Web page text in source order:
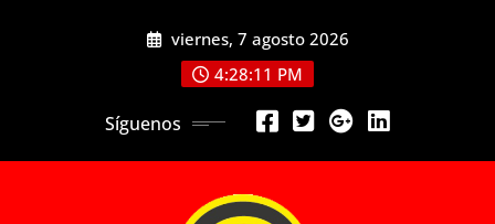
viernes, 7 agosto 2026
4:28:13 PM
Síguenos